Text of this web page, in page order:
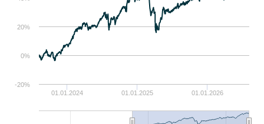
01.01.2024 01.01.2025 01.01.2026
0%
20%
-20%